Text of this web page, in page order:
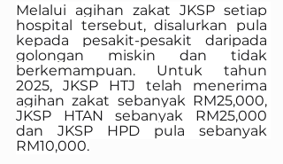
Melalui agihan zakat JKSP setiap
hospital tersebut, disalurkan pula
kepada pesakit-pesakit daripada
golongan miskin dan tidak
berkemampuan. Untuk tahun
2025, JKSP HTJ telah menerima
agihan zakat sebanyak RM25,000,
JKSP HTAN sebanyak RM25,000
dan JKSP HPD pula sebanyak
RM10,000.